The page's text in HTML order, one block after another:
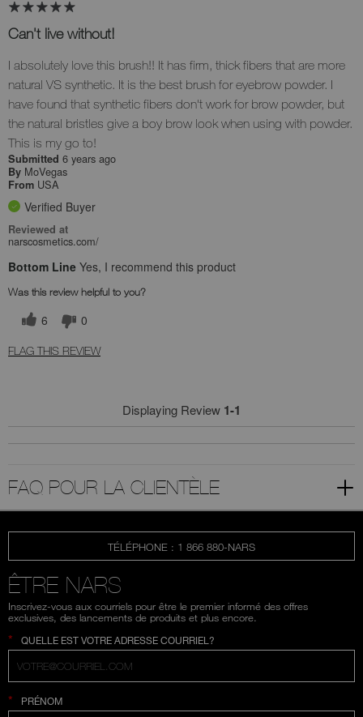
Can't live without!
I absolutely love this brush!! It has firm, thick fibers that are more
natural VS synthetic. It is the best brush for eyebrow powder. I
have found that synthetic fibers don't work for brow powder, but
the natural bristles give a boy brow look when using with powder.
This is my go to!
Submitted 6 years ago
By MoVegas
From USA
Verified Buyer
Reviewed at
narscosmetics.com/
Bottom Line Yes, I recommend this product
Was this review helpful to you?
6 0
FLAG THIS REVIEW
Displaying Review 1-1
FAQ POUR LA CLIENTÈLE
TÉLÉPHONE : 1 866 880-NARS
ÊTRE NARS
Inscrivez-vous aux courriels pour être le premier informé des offres
exclusives, des lancements de produits et plus encore.
* QUELLE EST VOTRE ADRESSE COURRIEL?
* PRÉNOM